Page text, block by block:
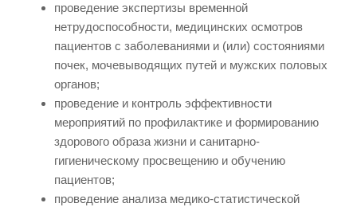
проведение экспертизы временной
нетрудоспособности, медицинских осмотров
пациентов с заболеваниями и (или) состояниями
почек, мочевыводящих путей и мужских половых
органов;
проведение и контроль эффективности
мероприятий по профилактике и формированию
здорового образа жизни и санитарно-
гигиеническому просвещению и обучению
пациентов;
проведение анализа медико-статистической